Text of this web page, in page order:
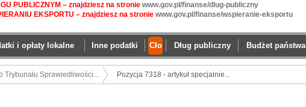
PUBLICZNYM – znajdziesz na stronie www.gov.pl/finanse/dlug-publiczny
EKSPORTU – znajdziesz na stronie www.gov.pl/finanse/wspieranie-eksportu
i opłaty lokalne Inne podatki Cło Dług publiczny Budżet państwa
Trybunału Sprawiedliwości... Pozycja 7318 - artykuł specjalnie...